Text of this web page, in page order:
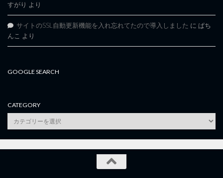
すがり より
サイトのSSL自動更新機能を入れ忘れてたので導入しました に ぱち
んこ より
GOOGLE SEARCH
CATEGORY
category